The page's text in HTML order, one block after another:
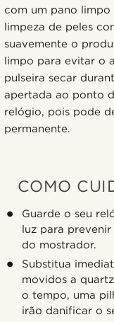
com um pano
limpeza de peles
suavemente o
limpo para evitar o
pulseira secar
apertada ao ponto
relógio, pois pode
permanente.
COMO
Guarde o seu
luz para
do mostrador.
Substitua
movidos a
o tempo, uma
irão danificar o